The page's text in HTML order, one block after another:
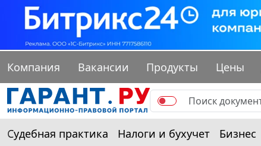
Компания Вакансии Продукты Цены
Судебная практика Налоги и бухучет Бизнес